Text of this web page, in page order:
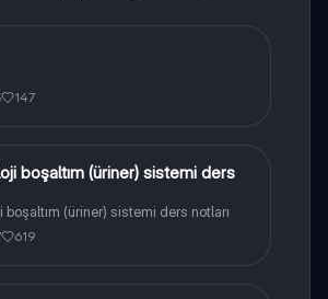
147
boşaltım (üriner) sistemi ders
boşaltım (üriner) sistemi ders notları
619